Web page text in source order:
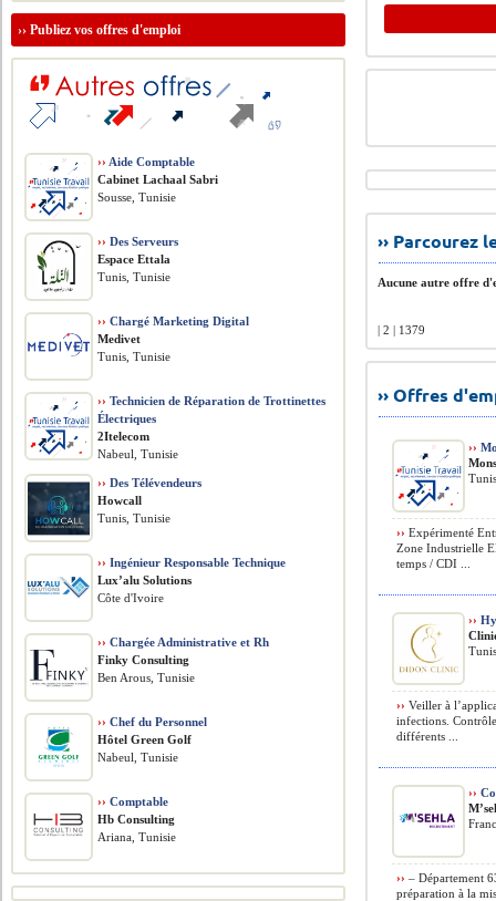
››
Aucune autre offre
| 2 | 1379
›› Offres
››
›› Expérimenté
Zone Industrielle
temps / CDI ...
››
›› Veiller à
infections.
différents ...
››
›› – Département
préparation à la
››Publiez vos offres d'emploi
›› Aide Comptable
Cabinet Lachaal Sabri
Sousse, Tunisie
›› Des Serveurs
Espace Ettala
Tunis, Tunisie
›› Chargé Marketing Digital
Medivet
Tunis, Tunisie
›› Technicien de Réparation de Trottinettes
Électriques
2Itelecom
Nabeul, Tunisie
›› Des Télévendeurs
Howcall
Tunis, Tunisie
›› Ingénieur Responsable Technique
Lux’alu Solutions
Côte d'Ivoire
›› Chargée Administrative et Rh
Finky Consulting
Ben Arous, Tunisie
›› Chef du Personnel
Hôtel Green Golf
Nabeul, Tunisie
›› Comptable
Hb Consulting
Ariana, Tunisie